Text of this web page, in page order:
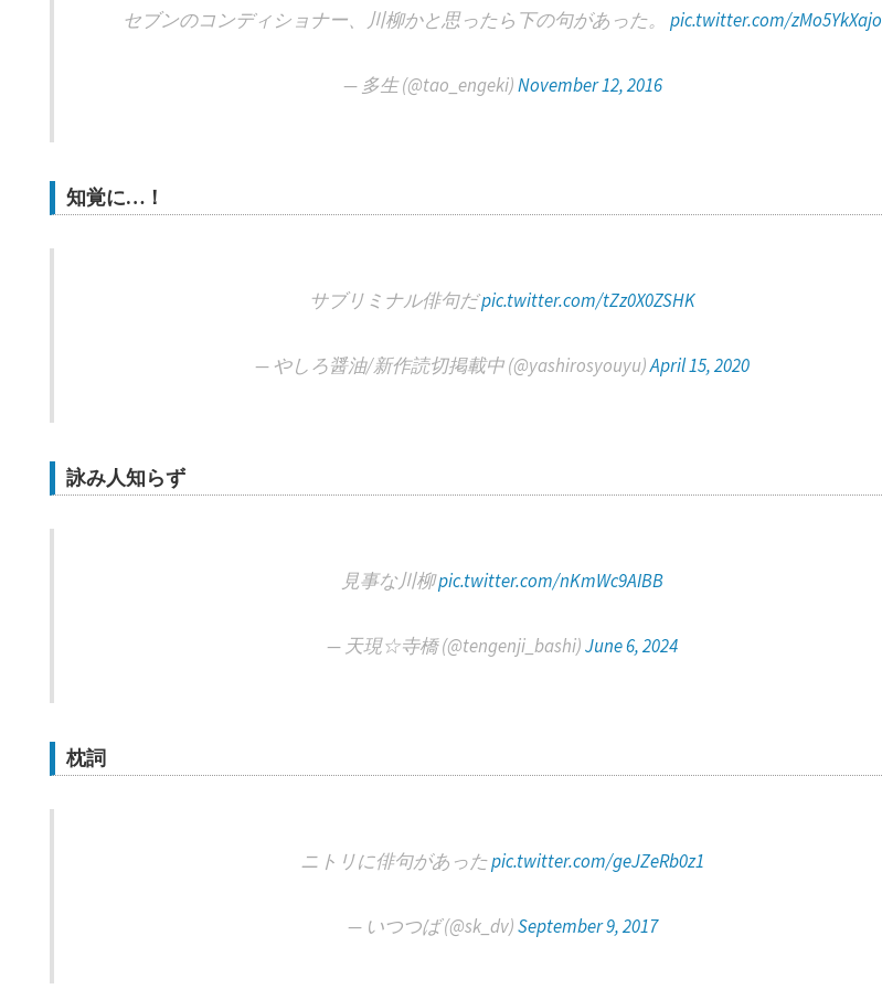
セブンのコンディショナー、川柳かと思ったら下の句があった。pic.twitter.com/zMo5YkXajo
— 多生 (@tao_engeki)November 12, 2016
知覚に…！
サブリミナル俳句だpic.twitter.com/tZz0X0ZSHK
— やしろ醤油/新作読切掲載中 (@yashirosyouyu)April 15, 2020
詠み人知らず
見事な川柳pic.twitter.com/nKmWc9AIBB
— 天現☆寺橋 (@tengenji_bashi)June 6, 2024
枕詞
ニトリに俳句があったpic.twitter.com/geJZeRb0z1
— いつつば (@sk_dv)September 9, 2017